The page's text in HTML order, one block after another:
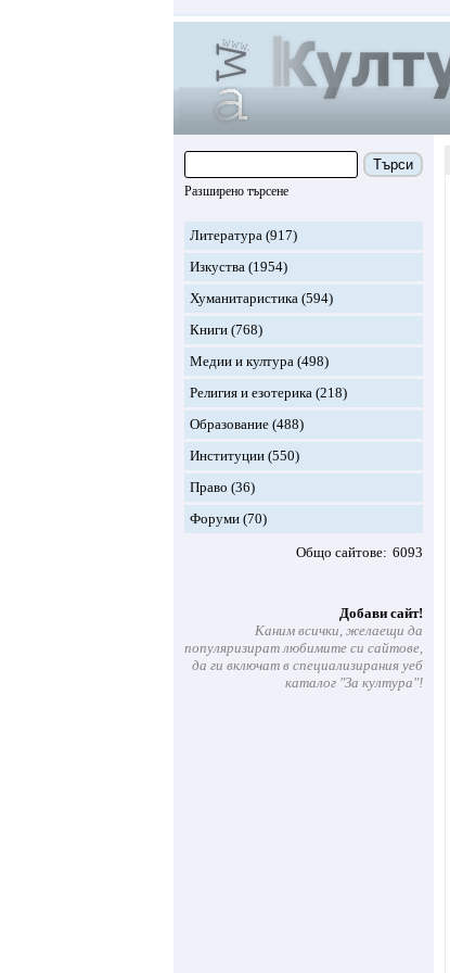
Търси
Разширено търсене
Литература (917)
Изкуства (1954)
Хуманитаристика (594)
Книги (768)
Медии и култура (498)
Религия и езотерика (218)
Образование (488)
Институции (550)
Право (36)
Форуми (70)
Общо сайтове 6093
Добави сайт!
Каним всички, желаещи да
популяризират любимите си сайтове,
да ги включат в специализирания уеб
каталог "За култура"!